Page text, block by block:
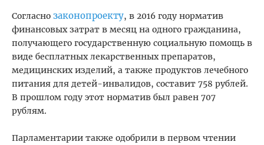
Согласно законопроекту, в 2016 году норматив
финансовых затрат в месяц на одного гражданина,
получающего государственную социальную помощь в
виде бесплатных лекарственных препаратов,
медицинских изделий, а также продуктов лечебного
питания для детей-инвалидов, составит 758 рублей.
В прошлом году этот норматив был равен 707
рублям.
Парламентарии также одобрили в первом чтении